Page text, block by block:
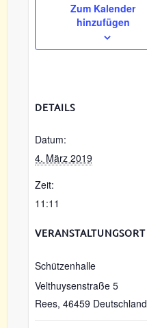
Zum Kalender
hinzufügen
DETAILS
Datum:
4. März 2019
Zeit:
11:11
VERANSTALTUNGSORT
Schützenhalle
Velthuysenstraße 5
Rees, 46459 Deutschland